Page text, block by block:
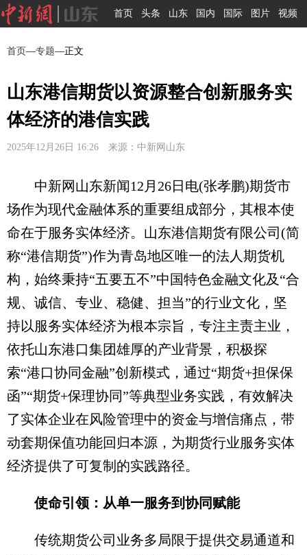
首页 头条 山东 国内 国际 图片 视频
首页—专题—正文
山东港信期货以资源整合创新服务实
体经济的港信实践
2025年12月26日 16:26 来源：中新网山东
中新网山东新闻12月26日电(张孝鹏)期货市
场作为现代金融体系的重要组成部分，其根本使
命在于服务实体经济。山东港信期货有限公司(简
称“港信期货”)作为青岛地区唯一的法人期货机
构，始终秉持“五要五不”中国特色金融文化及“合
规、诚信、专业、稳健、担当”的行业文化，坚
持以服务实体经济为根本宗旨，专注主责主业，
依托山东港口集团雄厚的产业背景，积极探
索“港口协同金融”创新模式，通过“期货+担保保
函”“期货+保理协同”等典型业务实践，有效解决
了实体企业在风险管理中的资金与增信痛点，带
动套期保值功能回归本源，为期货行业服务实体
经济提供了可复制的实践路径。
使命引领：从单一服务到协同赋能
传统期货公司业务多局限于提供交易通道和